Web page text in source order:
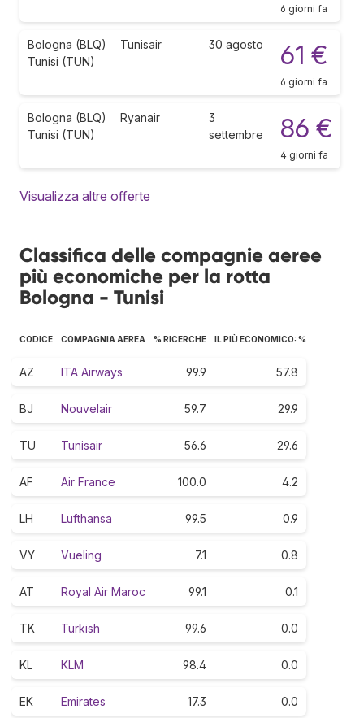
6 giorni fa
Bologna (BLQ)
Tunisi (TUN)
Tunisair 30 agosto 61 €
6 giorni fa
Bologna (BLQ)
Tunisi (TUN)
Ryanair
3
settembre
86 €
4 giorni fa
Visualizza altre offerte
Classifica delle compagnie aeree
più economiche per la rotta
Bologna - Tunisi
CODICE COMPAGNIA AEREA % RICERCHE IL PIÙ ECONOMICO: %
AZ ITA Airways 99.9 57.8
BJ Nouvelair 59.7 29.9
TU Tunisair 56.6 29.6
AF Air France 100.0 4.2
LH Lufthansa 99.5 0.9
VY Vueling 7.1 0.8
AT Royal Air Maroc 99.1 0.1
TK Turkish 99.6 0.0
KL KLM 98.4 0.0
EK Emirates 17.3 0.0